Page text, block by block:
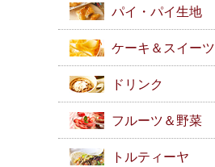
パイ・パイ生地
ケーキ＆スイーツ
ドリンク
フルーツ＆野菜
トルティーヤ